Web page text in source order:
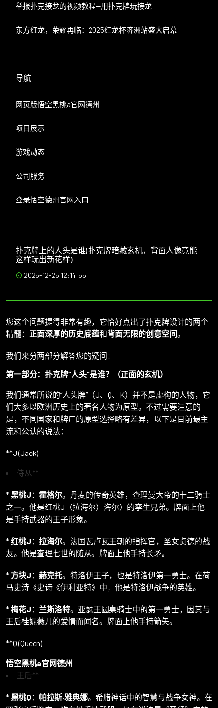
举报扑克接龙的视频教程—用扑克牌玩接龙
东方红龙，荣耀再临：2025红龙杯济洲站盛大启幕
导航
网页版悟空黑桃a官网德州
项目展示
游戏动态
公司服务
登录悟空德州官网入口
扑克牌上的人头是谁(扑克牌暗藏玄机，背面人像竟能
这样玩出新花样)
2025-12-25 12:14:55
您这个问题提得非常有趣，它恰好点出了扑克牌设计的两个
精髓： 正面深厚的历史底蕴和背面无限的创意空间。
我们来分两部分解答您的疑问：
第一部分：扑克牌“人头”是谁？（正面的玄机）
我们通常所说的“人头牌”（J、Q、K）并不是虚构的人物，它
们大多以欧洲历史上的著名人物为原型。不过需要注意的
是，不同国家和牌厂的原型选择略有差异，以下是目前最主
流和公认的说法：
**J (Jack)
侍从**
*黑桃J ： 霍格尔。丹麦的传奇英雄，查理曼大帝的十二骑士
之一。他是红桃J（拉海尔）海尔）的孪生兄弟。牌面上他
是手持武器的王子形象。
*红桃J ： 拉海尔。法国瓦卢瓦王朝的指挥官，圣女贞德的战
友。他是查理七世的随从。牌面上他手持长矛。
* 方块J ： 赫克托。特洛伊王子，也是特洛伊第一勇士。在荷
马史诗《史诗《伊利亚特》中，他是特洛伊战争的英雄。
*梅花J ： 兰斯洛特。亚瑟王圆桌骑士中的第一勇士，因其与
王后桂妮薇儿的爱情而闻名。牌面上他手持箭矢。
**Q (Queen)
悟空黑桃a官网德州
王后**
*黑桃Q： 帕拉斯·雅典娜。希腊神话中的智慧与战争女神。在